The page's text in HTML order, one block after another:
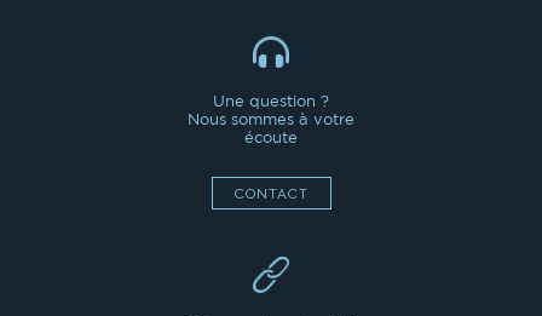
Une question ?
Nous sommes à votre
écoute
CONTACT